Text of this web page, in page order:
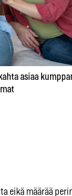
asiaa
eikä määrää